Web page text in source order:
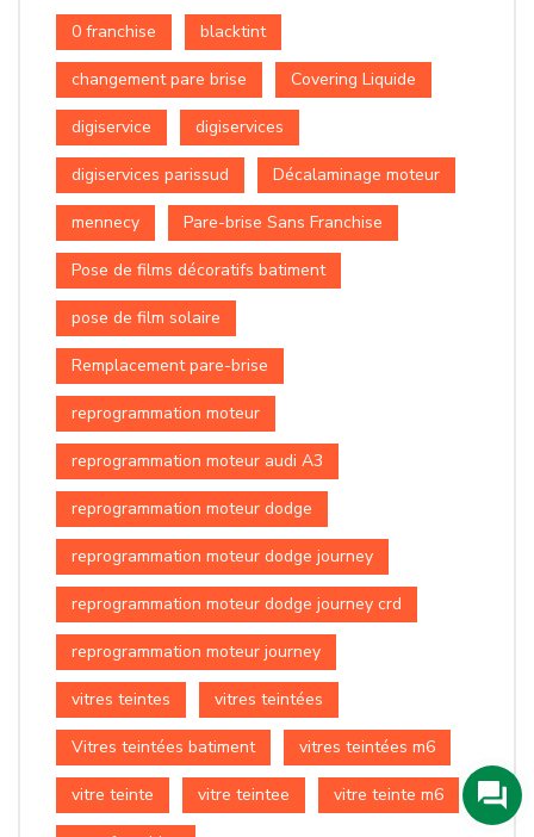
0 franchise blacktint
changement pare brise Covering Liquide
digiservice digiservices
digiservices parissud Décalaminage moteur
mennecy Pare-brise Sans Franchise
Pose de films décoratifs batiment
pose de film solaire
Remplacement pare-brise
reprogrammation moteur
reprogrammation moteur audi A3
reprogrammation moteur dodge
reprogrammation moteur dodge journey
reprogrammation moteur dodge journey crd
reprogrammation moteur journey
vitres teintes vitres teintées
Vitres teintées batiment vitres teintées m6
vitre teinte vitre teintee vitre teinte m6